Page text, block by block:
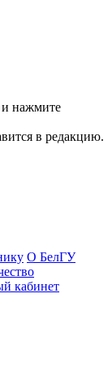
нажмите
в редакцию.
О БелГУ
кабинет